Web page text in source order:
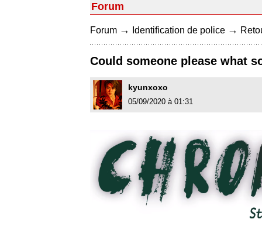
Forum
Forum → Identification de police →
Could someone please what
kyunxoxo
05/09/2020 à 01:31